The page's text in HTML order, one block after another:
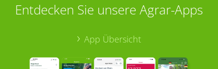
Entdecken Sie unsere Agrar-Apps
App Übersicht